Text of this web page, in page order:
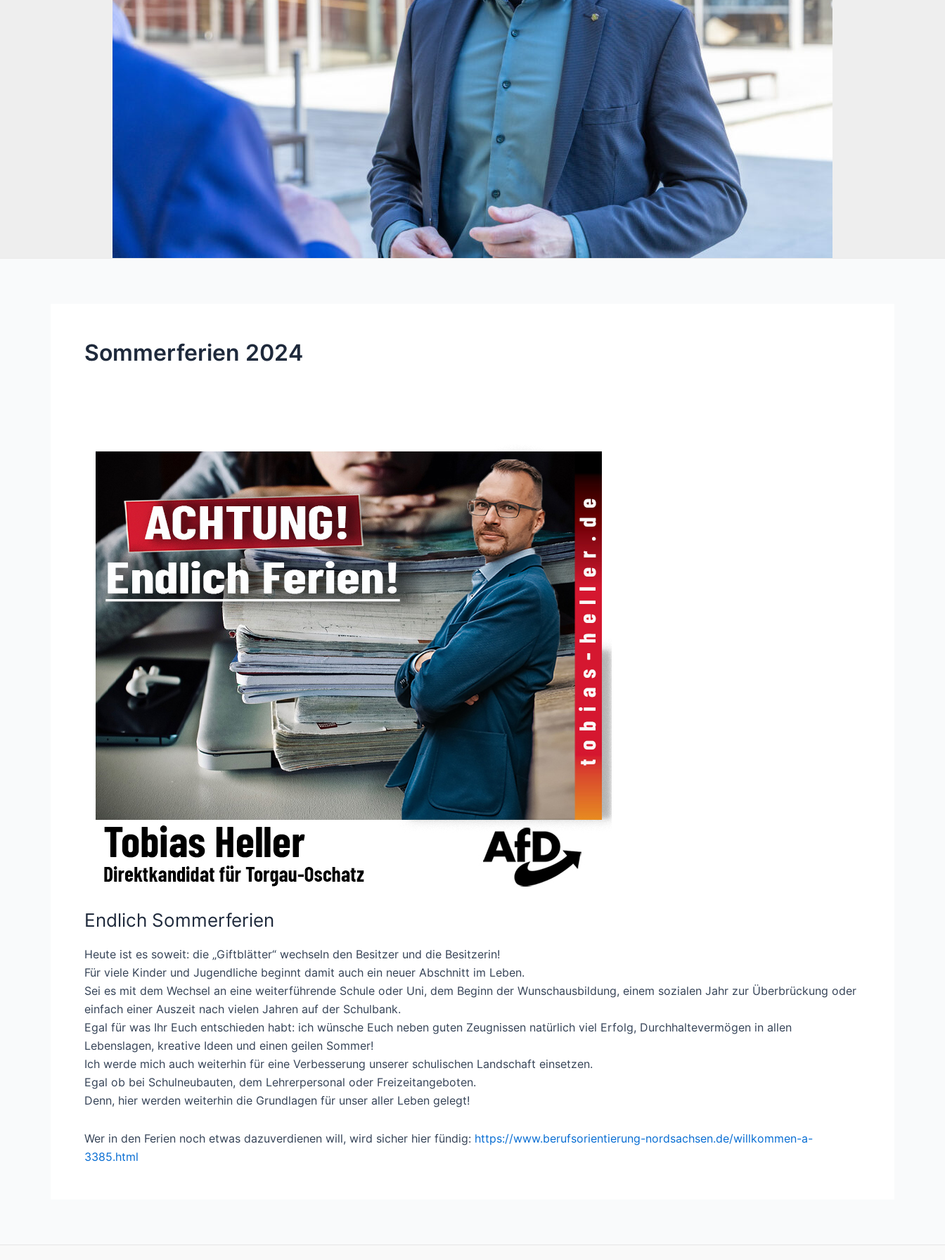
Sommerferien 2024
Endlich Sommerferien
Heute ist es soweit: die „Giftblätter“ wechseln den Besitzer und die Besitzerin!
Für viele Kinder und Jugendliche beginnt damit auch ein neuer Abschnitt im Leben.
Sei es mit dem Wechsel an eine weiterführende Schule oder Uni, dem Beginn der Wunschausbildung, einem sozialen Jahr zur Überbrückung oder
einfach einer Auszeit nach vielen Jahren auf der Schulbank.
Egal für was Ihr Euch entschieden habt: ich wünsche Euch neben guten Zeugnissen natürlich viel Erfolg, Durchhaltevermögen in allen
Lebenslagen, kreative Ideen und einen geilen Sommer!
Ich werde mich auch weiterhin für eine Verbesserung unserer schulischen Landschaft einsetzen.
Egal ob bei Schulneubauten, dem Lehrerpersonal oder Freizeitangeboten.
Denn, hier werden weiterhin die Grundlagen für unser aller Leben gelegt!
Wer in den Ferien noch etwas dazuverdienen will, wird sicher hier fündig: https://www.berufsorientierung-nordsachsen.de/willkommen-a-
3385.html